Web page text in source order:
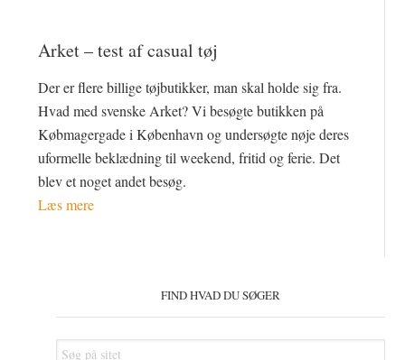
Arket – test af casual tøj
Der er flere billige tøjbutikker, man skal holde sig fra.
Hvad med svenske Arket? Vi besøgte butikken på
Købmagergade i København og undersøgte nøje deres
uformelle beklædning til weekend, fritid og ferie. Det
blev et noget andet besøg.
Læs mere
FIND HVAD DU SØGER
Søg